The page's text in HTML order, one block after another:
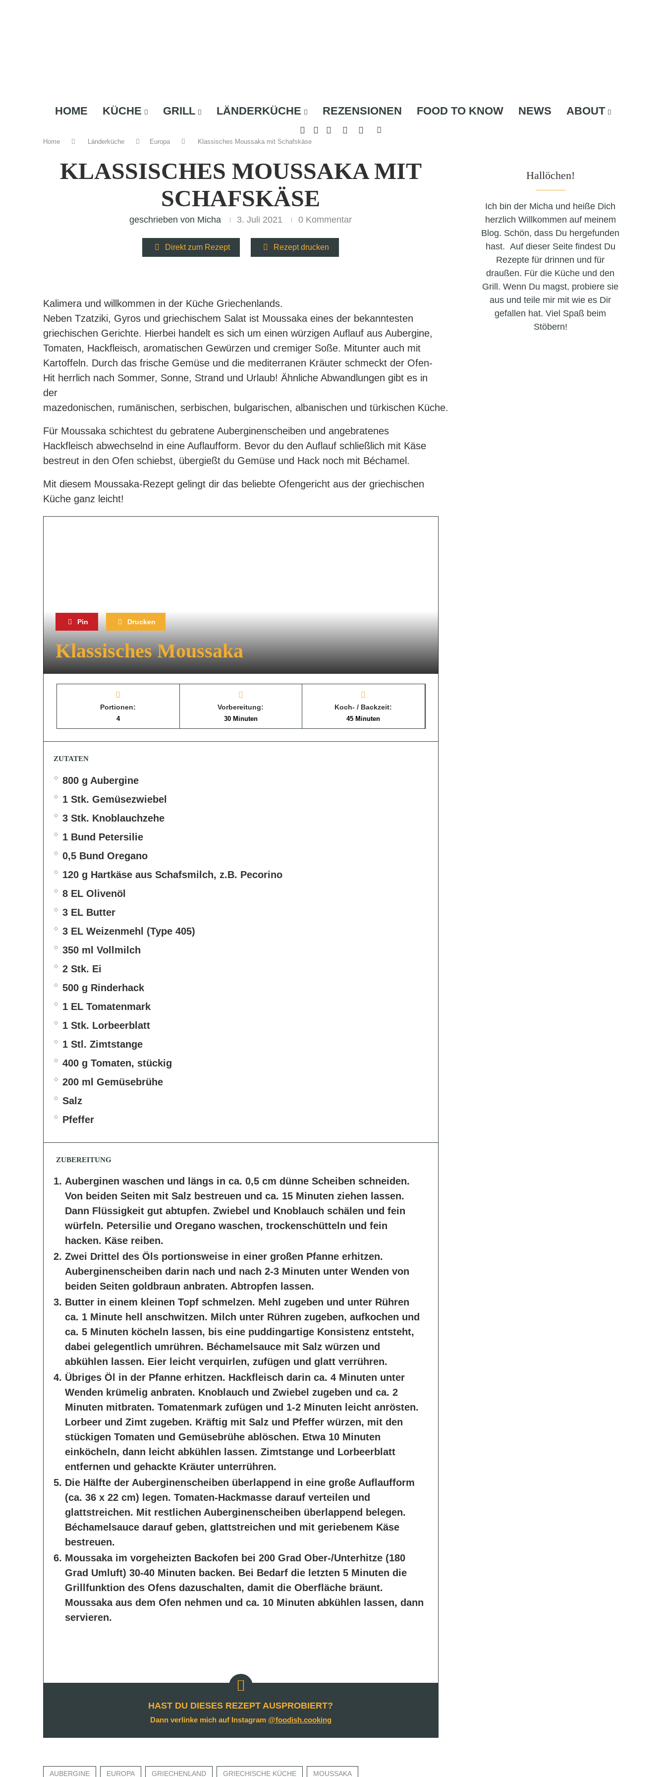
HOME KÜCHE GRILL LÄNDERKÜCHE REZENSIONEN FOOD TO KNOW NEWS ABOUT
Home Länderküche Europa Klassisches Moussaka mit Schafskäse
KLASSISCHES MOUSSAKA MIT
SCHAFSKÄSE
geschrieben von Micha 3. Juli 2021 0 Kommentar
Direkt zum Rezept Rezept drucken
Kalimera und willkommen in der Küche Griechenlands.
Neben Tzatziki, Gyros und griechischem Salat ist Moussaka eines der bekanntesten
griechischen Gerichte. Hierbei handelt es sich um einen würzigen Auflauf aus Aubergine,
Tomaten, Hackfleisch, aromatischen Gewürzen und cremiger Soße. Mitunter auch mit
Kartoffeln. Durch das frische Gemüse und die mediterranen Kräuter schmeckt der Ofen-
Hit herrlich nach Sommer, Sonne, Strand und Urlaub! Ähnliche Abwandlungen gibt es in
der
mazedonischen, rumänischen, serbischen, bulgarischen, albanischen und türkischen Küche.
Für Moussaka schichtest du gebratene Auberginenscheiben und angebratenes
Hackfleisch abwechselnd in eine Auflaufform. Bevor du den Auflauf schließlich mit Käse
bestreut in den Ofen schiebst, übergießt du Gemüse und Hack noch mit Béchamel.
Mit diesem Moussaka-Rezept gelingt dir das beliebte Ofengericht aus der griechischen
Küche ganz leicht!
Pin Drucken
Klassisches Moussaka
Portionen:
4
Vorbereitung:
30 Minuten
Koch- / Backzeit:
45 Minuten
ZUTATEN
800 g Aubergine
1 Stk. Gemüsezwiebel
3 Stk. Knoblauchzehe
1 Bund Petersilie
0,5 Bund Oregano
120 g Hartkäse aus Schafsmilch, z.B. Pecorino
8 EL Olivenöl
3 EL Butter
3 EL Weizenmehl (Type 405)
350 ml Vollmilch
2 Stk. Ei
500 g Rinderhack
1 EL Tomatenmark
1 Stk. Lorbeerblatt
1 Stl. Zimtstange
400 g Tomaten, stückig
200 ml Gemüsebrühe
Salz
Pfeffer
ZUBEREITUNG
Auberginen waschen und längs in ca. 0,5 cm dünne Scheiben schneiden.
Von beiden Seiten mit Salz bestreuen und ca. 15 Minuten ziehen lassen.
Dann Flüssigkeit gut abtupfen. Zwiebel und Knoblauch schälen und fein
würfeln. Petersilie und Oregano waschen, trockenschütteln und fein
hacken. Käse reiben.
Zwei Drittel des Öls portionsweise in einer großen Pfanne erhitzen.
Auberginenscheiben darin nach und nach 2-3 Minuten unter Wenden von
beiden Seiten goldbraun anbraten. Abtropfen lassen.
Butter in einem kleinen Topf schmelzen. Mehl zugeben und unter Rühren
ca. 1 Minute hell anschwitzen. Milch unter Rühren zugeben, aufkochen und
ca. 5 Minuten köcheln lassen, bis eine puddingartige Konsistenz entsteht,
dabei gelegentlich umrühren. Béchamelsauce mit Salz würzen und
abkühlen lassen. Eier leicht verquirlen, zufügen und glatt verrühren.
Übriges Öl in der Pfanne erhitzen. Hackfleisch darin ca. 4 Minuten unter
Wenden krümelig anbraten. Knoblauch und Zwiebel zugeben und ca. 2
Minuten mitbraten. Tomatenmark zufügen und 1-2 Minuten leicht anrösten.
Lorbeer und Zimt zugeben. Kräftig mit Salz und Pfeffer würzen, mit den
stückigen Tomaten und Gemüsebrühe ablöschen. Etwa 10 Minuten
einköcheln, dann leicht abkühlen lassen. Zimtstange und Lorbeerblatt
entfernen und gehackte Kräuter unterrühren.
Die Hälfte der Auberginenscheiben überlappend in eine große Auflaufform
(ca. 36 x 22 cm) legen. Tomaten-Hackmasse darauf verteilen und
glattstreichen. Mit restlichen Auberginenscheiben überlappend belegen.
Béchamelsauce darauf geben, glattstreichen und mit geriebenem Käse
bestreuen.
Moussaka im vorgeheizten Backofen bei 200 Grad Ober-/Unterhitze (180
Grad Umluft) 30-40 Minuten backen. Bei Bedarf die letzten 5 Minuten die
Grillfunktion des Ofens dazuschalten, damit die Oberfläche bräunt.
Moussaka aus dem Ofen nehmen und ca. 10 Minuten abkühlen lassen, dann
servieren.
HAST DU DIESES REZEPT AUSPROBIERT?
Dann verlinke mich auf Instagram @foodish.cooking
AUBERGINE EUROPA GRIECHENLAND GRIECHISCHE KÜCHE MOUSSAKA
Hallöchen!
Ich bin der Micha und heiße Dich
herzlich Willkommen auf meinem
Blog. Schön, dass Du hergefunden
hast. Auf dieser Seite findest Du
Rezepte für drinnen und für
draußen. Für die Küche und den
Grill. Wenn Du magst, probiere sie
aus und teile mir mit wie es Dir
gefallen hat. Viel Spaß beim
Stöbern!